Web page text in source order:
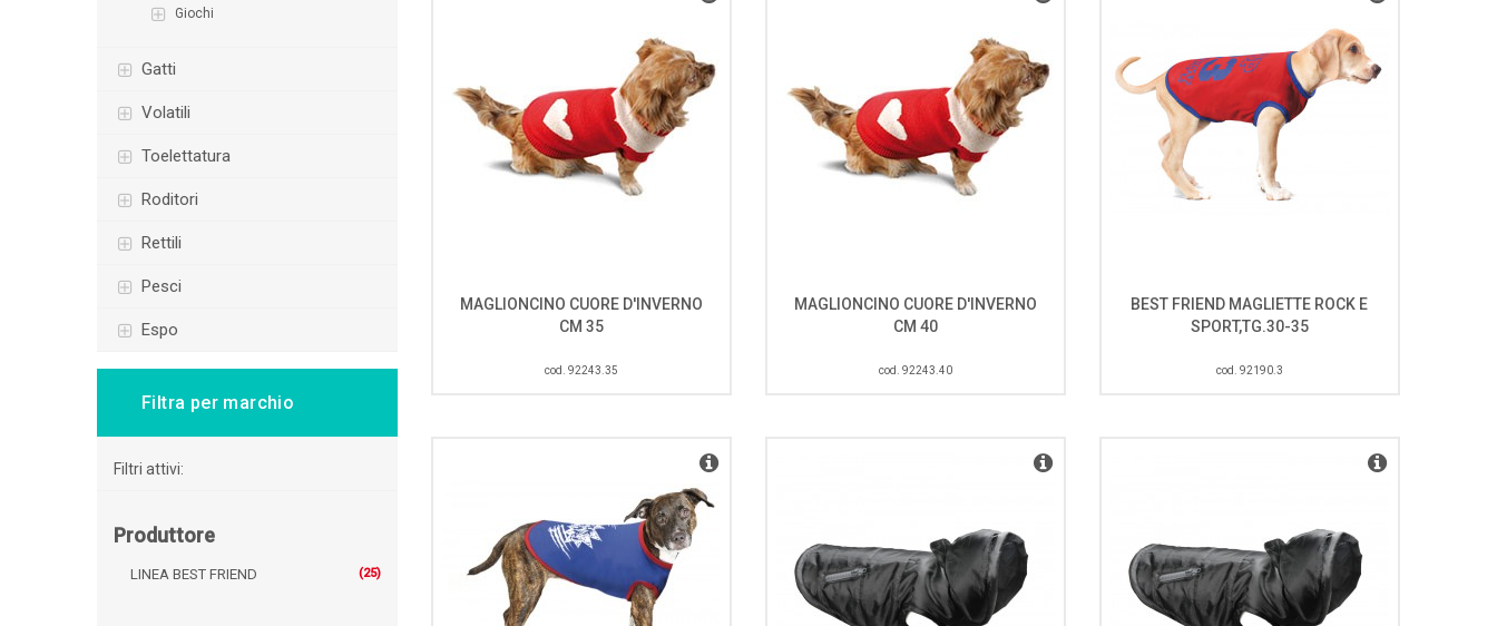
giochi
gatti
volatili
toelettatura
roditori
rettili
pesci
espo
Filtra per marchio
Filtri attivi:
Produttore
LINEA BEST FRIEND (25)
MAGLIONCINO CUORE D'INVERNO
CM 35
cod. 92243.35
MAGLIONCINO CUORE D'INVERNO
CM 40
cod. 92243.40
BEST FRIEND MAGLIETTE ROCK E
SPORT,TG.30-35
cod. 92190.3